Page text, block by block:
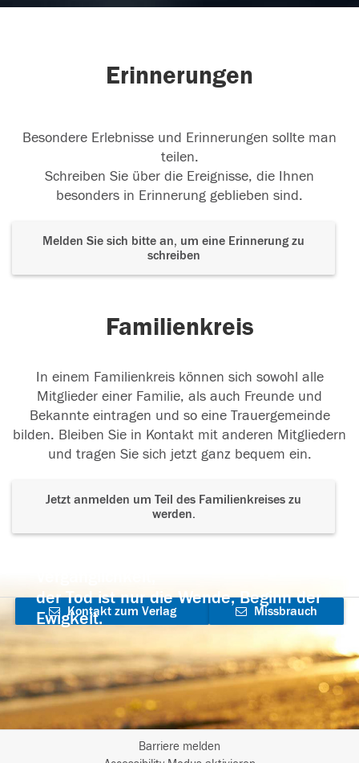
Erinnerungen
Besondere Erlebnisse und Erinnerungen sollte man
teilen.
Schreiben Sie über die Ereignisse, die Ihnen
besonders in Erinnerung geblieben sind.
Melden Sie sich bitte an, um eine Erinnerung zu
schreiben
Familienkreis
In einem Familienkreis können sich sowohl alle
Mitglieder einer Familie, als auch Freunde und
Bekannte eintragen und so eine Trauergemeinde
bilden. Bleiben Sie in Kontakt mit anderen Mitgliedern
und tragen Sie sich jetzt ganz bequem ein.
Jetzt anmelden um Teil des Familienkreises zu
werden.
der Tod ist nur die Wende, Beginn der
Ewigkeit.
Kontakt zum Verlag
aufnehmen
Missbrauch
Barriere melden